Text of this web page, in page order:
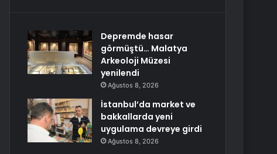
Depremde hasar
görmüştü… Malatya
Arkeoloji Müzesi
yenilendi
Ağustos 8, 2026
İstanbul’da market ve
bakkallarda yeni
uygulama devreye girdi
Ağustos 8, 2026